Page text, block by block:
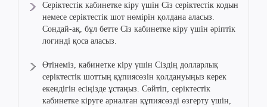
Серіктестік кабинетке кіру үшін Сіз серіктестік кодын
немесе серіктестік шот нөмірін қолдана аласыз.
Сондай-ақ, бұл бетте Сіз кабинетке кіру үшін әріптік
логинді қоса аласыз.
Өтінеміз, кабинетке кіру үшін Сіздің долларлық
серіктестік шоттың құпиясөзін қолдануыңыз керек
екендігін есіңізде ұстаңыз. Сөйтіп, серіктестік
кабинетке кіруге арналған құпиясөзді өзгерту үшін,